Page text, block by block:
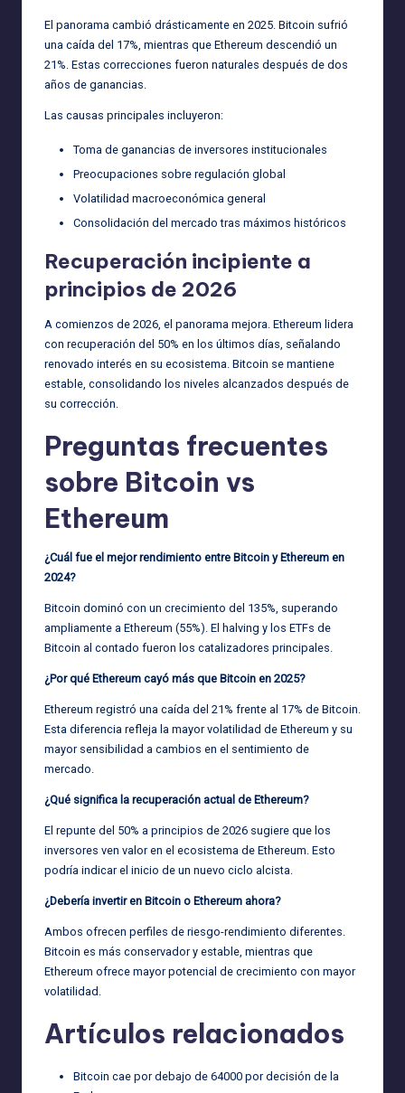
El panorama cambió drásticamente en 2025. Bitcoin sufrió
una caída del 17%, mientras que Ethereum descendió un
21%. Estas correcciones fueron naturales después de dos
años de ganancias.
Las causas principales incluyeron:
Toma de ganancias de inversores institucionales
Preocupaciones sobre regulación global
Volatilidad macroeconómica general
Consolidación del mercado tras máximos históricos
Recuperación incipiente a
principios de 2026
A comienzos de 2026, el panorama mejora. Ethereum lidera
con recuperación del 50% en los últimos días, señalando
renovado interés en su ecosistema. Bitcoin se mantiene
estable, consolidando los niveles alcanzados después de
su corrección.
Preguntas frecuentes
sobre Bitcoin vs
Ethereum
¿Cuál fue el mejor rendimiento entre Bitcoin y Ethereum en
2024?
Bitcoin dominó con un crecimiento del 135%, superando
ampliamente a Ethereum (55%). El halving y los ETFs de
Bitcoin al contado fueron los catalizadores principales.
¿Por qué Ethereum cayó más que Bitcoin en 2025?
Ethereum registró una caída del 21% frente al 17% de Bitcoin.
Esta diferencia refleja la mayor volatilidad de Ethereum y su
mayor sensibilidad a cambios en el sentimiento de
mercado.
¿Qué significa la recuperación actual de Ethereum?
El repunte del 50% a principios de 2026 sugiere que los
inversores ven valor en el ecosistema de Ethereum. Esto
podría indicar el inicio de un nuevo ciclo alcista.
¿Debería invertir en Bitcoin o Ethereum ahora?
Ambos ofrecen perfiles de riesgo-rendimiento diferentes.
Bitcoin es más conservador y estable, mientras que
Ethereum ofrece mayor potencial de crecimiento con mayor
volatilidad.
Artículos relacionados
Bitcoin cae por debajo de 64000 por decisión de la